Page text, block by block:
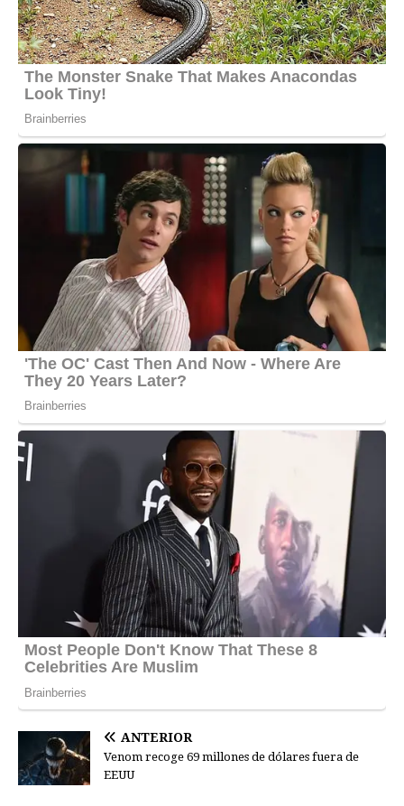
ANTERIOR
Venom recoge 69 millones de dólares fuera de
EEUU